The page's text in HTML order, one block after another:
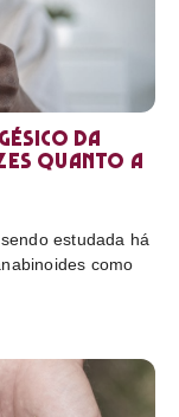
da
quanto a
estudada há
como